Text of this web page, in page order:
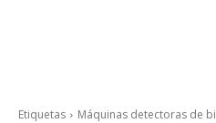
Etiquetas Máquinas detectoras de